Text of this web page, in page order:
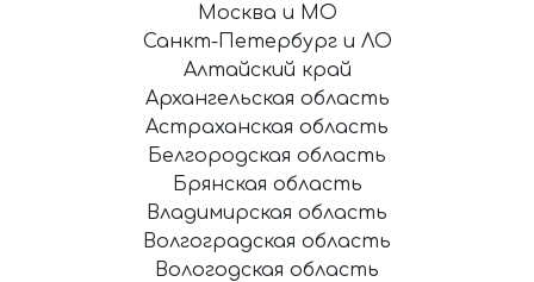
Москва и МО
Санкт-Петербург и ЛО
Алтайский край
Архангельская область
Астраханская область
Белгородская область
Брянская область
Владимирская область
Волгоградская область
Вологодская область